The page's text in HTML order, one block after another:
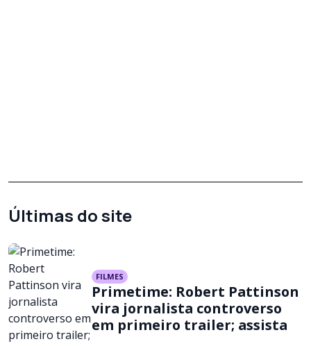
Últimas do site
FILMES
Primetime: Robert Pattinson
vira jornalista controverso
em primeiro trailer; assista